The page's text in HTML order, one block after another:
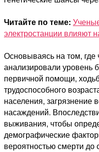
Читайте по теме:
электростанции влияют
Основываясь на том, где
анализировали уровень
первичной помощи,
трудоспособного
населения, загрязнение
насаждений.
выживания, чтобы
демографические
вероятностью смерти до